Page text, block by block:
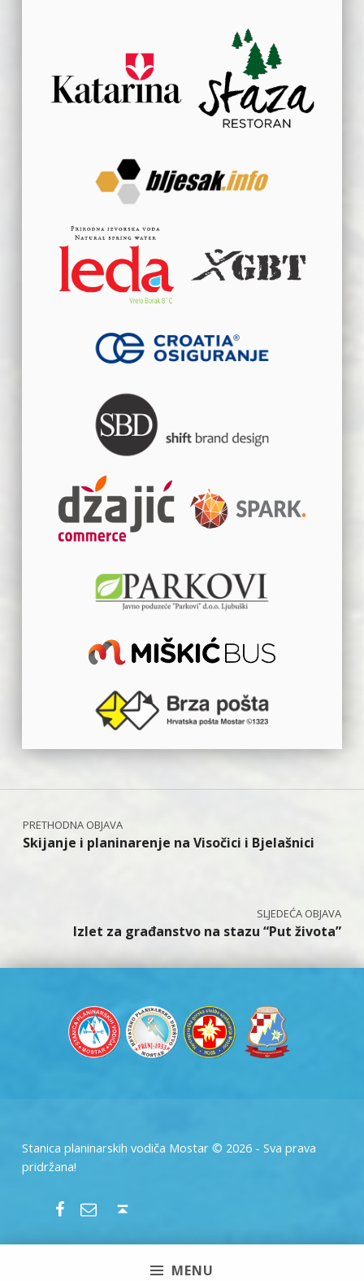
MENU
Navigacija objava
Skijanje i planinarenje na Visočici i Bjelašnici
Izlet za građanstvo na stazu “Put života”
Stanica planinarskih vodiča Mostar © 2026 - Sva prava
pridržana!
SPVM – Facebook
SPVM – e-mail